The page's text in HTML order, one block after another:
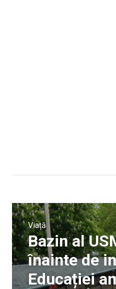
Viață
Bazin al
înainte de
Educației